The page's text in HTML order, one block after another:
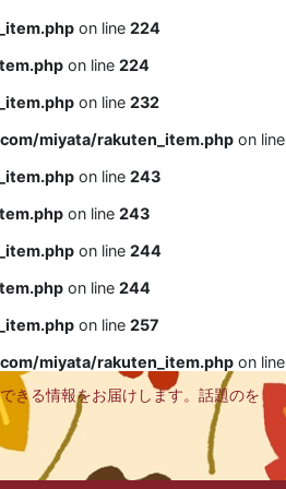
on line 224
on line 224
on line 232
miyata/rakuten_item.php on line
on line 243
on line 243
on line 244
on line 244
on line 257
miyata/rakuten_item.php on line
きる情報をお届けします。話題のを